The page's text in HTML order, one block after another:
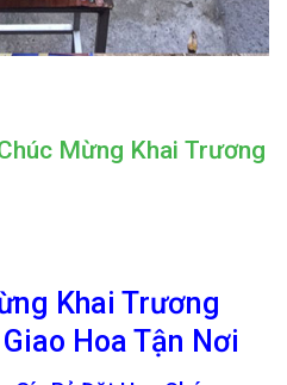
Mừng Khai Trương
Khai Trương
Hoa Tận Nơi